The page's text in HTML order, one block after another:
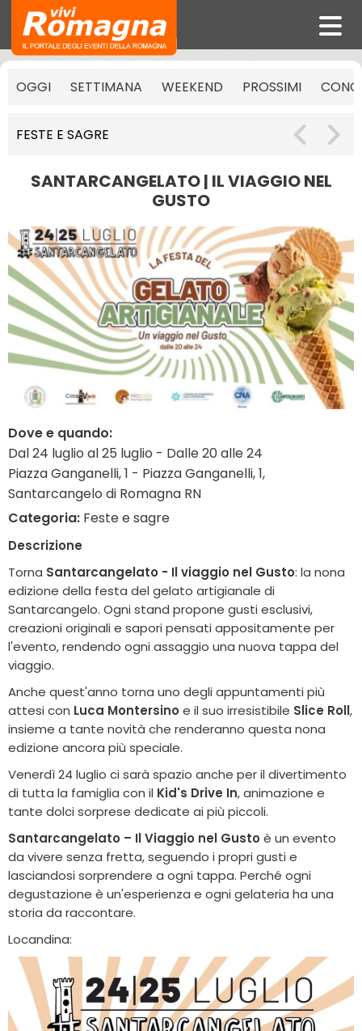
OGGI SETTIMANA WEEKEND PROSSIMI
FESTE E SAGRE
SANTARCANGELATO | IL VIAGGIO NEL
GUSTO
Dove e quando:
Dal 24 luglio al 25 luglio - Dalle 20 alle 24
Piazza Ganganelli, 1 - Piazza Ganganelli, 1,
Santarcangelo di Romagna RN
Categoria: Feste e sagre
Descrizione
Torna Santarcangelato - Il viaggio nel Gusto: la nona
edizione della festa del gelato artigianale di
Santarcangelo. Ogni stand propone gusti esclusivi,
creazioni originali e sapori pensati appositamente per
l'evento, rendendo ogni assaggio una nuova tappa del
viaggio.
Anche quest'anno torna uno degli appuntamenti più
attesi con Luca Montersino e il suo irresistibile Slice Roll,
insieme a tante novità che renderanno questa nona
edizione ancora più speciale.
Venerdì 24 luglio ci sarà spazio anche per il divertimento
di tutta la famiglia con il Kid's Drive In, animazione e
tante dolci sorprese dedicate ai più piccoli.
Santarcangelato – Il Viaggio nel Gusto è un evento
da vivere senza fretta, seguendo i propri gusti e
lasciandosi sorprendere a ogni tappa. Perché ogni
degustazione è un'esperienza e ogni gelateria ha una
storia da raccontare.
Locandina: